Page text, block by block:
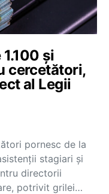
și
cercetători,
al Legii
pornesc de la
stagiari și
directorii
potrivit grilei…